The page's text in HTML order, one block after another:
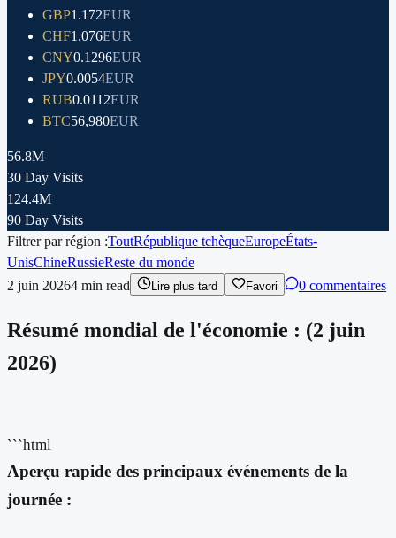
GBP1.172EUR
CHF1.076EUR
CNY0.1296EUR
JPY0.0054EUR
RUB0.0112EUR
BTC56,980EUR
56.8M
30 Day Visits
124.4M
90 Day Visits
Filtrer par région :ToutRépublique tchèqueEuropeÉtats-
UnisChineRussieReste du monde
2 juin 20264 min read Lire plus tard Favori 0 commentaires
Résumé mondial de l'économie : (2 juin
2026)
```html
Aperçu rapide des principaux événements de la
journée :